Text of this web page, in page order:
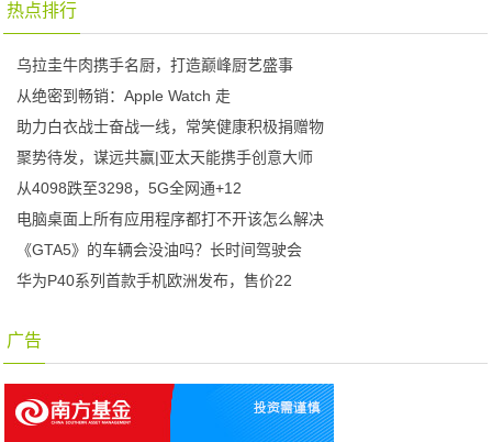
热点排行
乌拉圭牛肉携手名厨，打造巅峰厨艺盛事
从绝密到畅销：Apple Watch 走
助力白衣战士奋战一线，常笑健康积极捐赠物
聚势待发，谋远共赢|亚太天能携手创意大师
从4098跌至3298，5G全网通+12
电脑桌面上所有应用程序都打不开该怎么解决
《GTA5》的车辆会没油吗？长时间驾驶会
华为P40系列首款手机欧洲发布，售价22
广告